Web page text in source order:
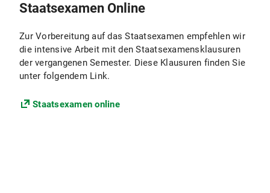
Staatsexamen Online
Zur Vorbereitung auf das Staatsexamen empfehlen wir
die intensive Arbeit mit den Staatsexamensklausuren
der vergangenen Semester. Diese Klausuren finden Sie
unter folgendem Link.
Staatsexamen online